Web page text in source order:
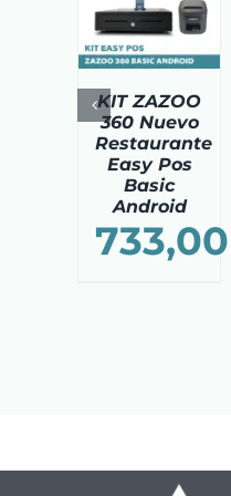
KIT ZAZOO
360 Nuevo
Restaurante
Easy Pos
Basic
Android
733,00
DETAILS